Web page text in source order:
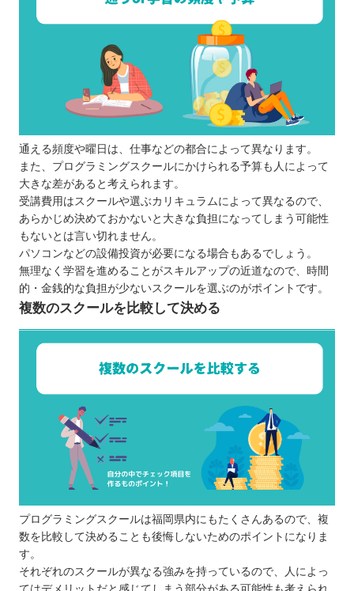
KENスクール
haruプログラミング教室
DMM WEBCAMP
Tech Academy（テックアカデミー）
SAMURAI ENGINEER（サムライエンジニ
ア）
Code Camp（コードキャンプ）
【福岡】子ども向けのおすすめプログラミングス
クール4選
Akky先生のキッズプログラミング教室
ITeens Lab
QUREOプログラミング教室
ロボ団
福岡県で自分にあったプログラミングスクールを
選ぼう
通える頻度や曜日は、仕事などの都合によって異なります。
また、プログラミングスクールにかけられる予算も人によって
大きな差があると考えられます。
受講費用はスクールや選ぶカリキュラムによって異なるので、
あらかじめ決めておかないと大きな負担になってしまう可能性
もないとは言い切れません。
パソコンなどの設備投資が必要になる場合もあるでしょう。
無理なく学習を進めることがスキルアップの近道なので、時間
的・金銭的な負担が少ないスクールを選ぶのがポイントです。
複数のスクールを比較して決める
プログラミングスクールは福岡県内にもたくさんあるので、複
数を比較して決めることも後悔しないためのポイントになりま
す。
それぞれのスクールが異なる強みを持っているので、人によっ